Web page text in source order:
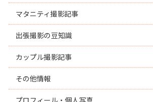
マタニティ撮影記事
出張撮影の豆知識
カップル撮影記事
その他情報